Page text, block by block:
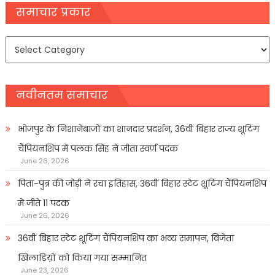
navigation
समाचार प्रकार
समाचार
नवीनतम समाचार
भोजपुर के निशानेबाजों का शानदार प्रदर्शन, 36वीं बिहार राज्य शूटिंग
चैंपियनशिप में पलक सिंह ने जीता स्वर्ण पदक
June 26, 2026
पिता-पुत्र की जोड़ी ने रचा इतिहास, 36वीं बिहार स्टेट शूटिंग चैंपियनशिप
में जीते 11 पदक
June 26, 2026
36वीं बिहार स्टेट शूटिंग चैंपियनशिप का भव्य समापन, विजेता
खिलाडिय़ों को किया गया सम्मानित
June 23, 2026